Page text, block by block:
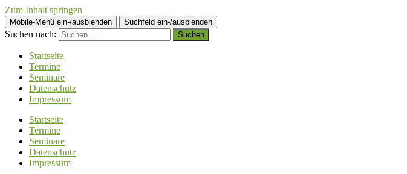
Zum Inhalt springen
Mobile-Menü ein-/ausblenden Suchfeld ein-/ausblenden
Suchen nach:
Startseite
Termine
Seminare
Datenschutz
Impressum
Startseite
Termine
Seminare
Datenschutz
Impressum